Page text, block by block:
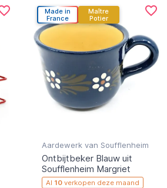
Made in
France
Maître
Potier
Aardewerk van Soufflenheim
Ontbijtbeker Blauw uit
Soufflenheim Margriet
Al 10verkopen deze maand
favorite_border